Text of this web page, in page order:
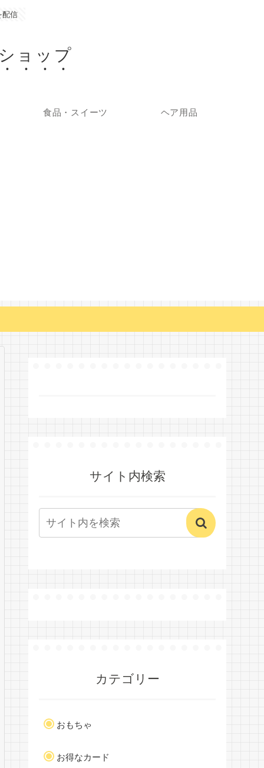
配信
ョップ
食品・スイーツ ヘア用品
サイト内検索
カテゴリー
おもちゃ
お得なカード